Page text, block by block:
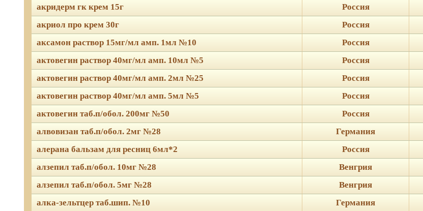
акридерм гк крем 15г
Россия
акриол про крем 30г
Россия
аксамон раствор 15мг/мл амп. 1мл №10
Россия
актовегин раствор 40мг/мл амп. 10мл №5
Россия
актовегин раствор 40мг/мл амп. 2мл №25
Россия
актовегин раствор 40мг/мл амп. 5мл №5
Россия
актовегин таб.п/обол. 200мг №50
Россия
алвовизан таб.п/обол. 2мг №28
Германия
алерана бальзам для ресниц 6мл*2
Россия
алзепил таб.п/обол. 10мг №28
Венгрия
алзепил таб.п/обол. 5мг №28
Венгрия
алка-зельтцер таб.шип. №10
Германия